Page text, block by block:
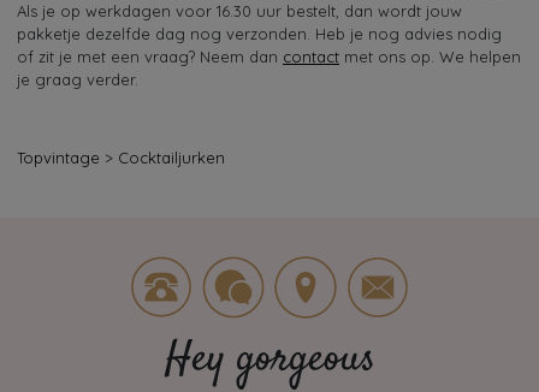
Als je op werkdagen voor 16.30 uur bestelt, dan wordt jouw
pakketje dezelfde dag nog verzonden. Heb je nog advies nodig
of zit je met een vraag? Neem dan contact met ons op. We helpen
je graag verder.
Topvintage > Cocktailjurken
Hey gorgeous